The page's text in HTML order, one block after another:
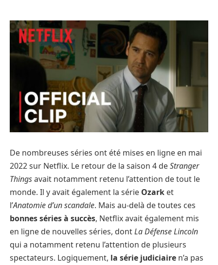
De nombreuses séries ont été mises en ligne en mai
2022 sur Netflix. Le retour de la saison 4 deStranger
Thingsavait notamment retenu l’attention de tout le
monde. Il y avait également la série Ozark et
l’Anatomie d’un scandale. Mais au-delà de toutes ces
bonnes séries à succès, Netflix avait également mis
en ligne de nouvelles séries, dontLa Défense Lincoln
qui a notamment retenu l’attention de plusieurs
spectateurs. Logiquement, la série judiciaire n’a pas